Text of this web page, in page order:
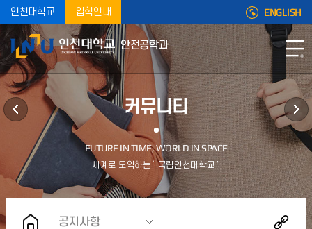
인천대학교 입학안내 ENGLISH
안전공학과
커뮤니티
공지사항